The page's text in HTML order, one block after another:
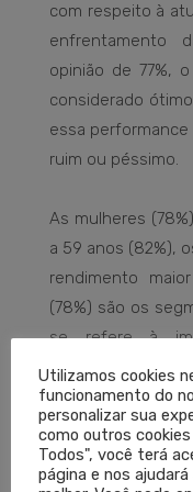
com respeito à
enfrentamento
opinião de 77%,
considerado
essa performance
ruim ou péssimo.
As mulheres
a 59 anos (82%),
rendimento
(78%) são os
se refere à
grandes
em 76%.
Pandemia –
Utilizamos cookies
funcionamento do
personalizar sua
como outros
Todos", você terá
página e nos